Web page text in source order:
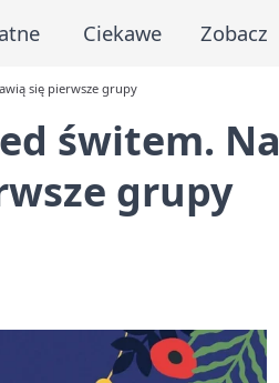
Ciekawe Zobacz
się pierwsze grupy
świtem. Na
grupy